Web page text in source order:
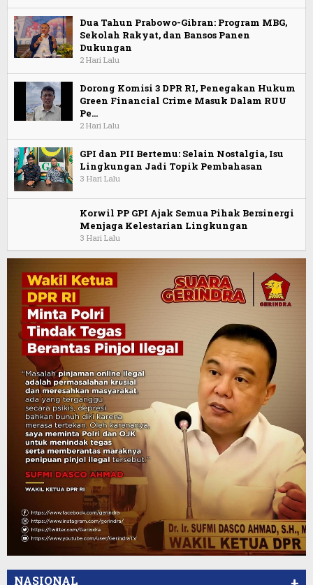
Dua Tahun Prabowo-Gibran: Program MBG,
Sekolah Rakyat, dan Bansos Panen
Dukungan
2 Hari Lalu
Dorong Komisi 3 DPR RI, Penegakan Hukum
Green Financial Crime Masuk Dalam RUU
Pe…
2 Hari Lalu
GPI dan PII Bertemu: Selain Nostalgia, Isu
Lingkungan Jadi Topik Pembahasan
3 Hari Lalu
Korwil PP GPI Ajak Semua Pihak Bersinergi
Menjaga Kelestarian Lingkungan
3 Hari Lalu
NASIONAL